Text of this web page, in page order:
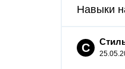
Навыки
С